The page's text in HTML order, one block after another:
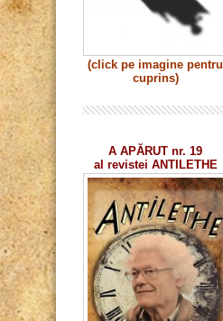
(click pe imagine pentru
cuprins)
A APĂRUT nr. 19
al revistei ANTILETHE